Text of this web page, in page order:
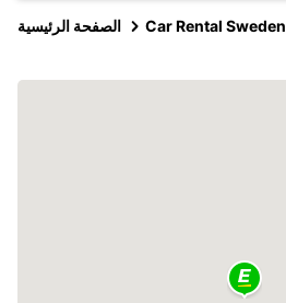
الصفحة الرئيسية Car Rental Sweden